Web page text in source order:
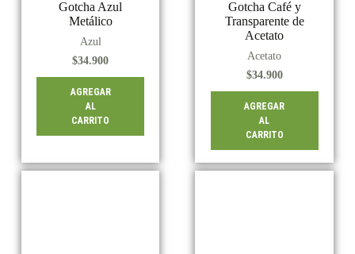
Gotcha Azul
Metálico
Azul
$34.900
AGREGAR
AL
CARRITO
Gotcha Café y
Transparente de
Acetato
Acetato
$34.900
AGREGAR
AL
CARRITO